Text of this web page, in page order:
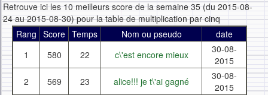
Retrouve ici les 10 meilleurs score de la semaine 35 (du 2015-08-
24 au 2015-08-30) pour la table de multiplication par cinq
Rang Score Temps Nom ou pseudo
date
1
580 22 c\'est encore mieux
30-08-
2015
2
569 23 alice!!! je t\'ai gagné
30-08-
2015